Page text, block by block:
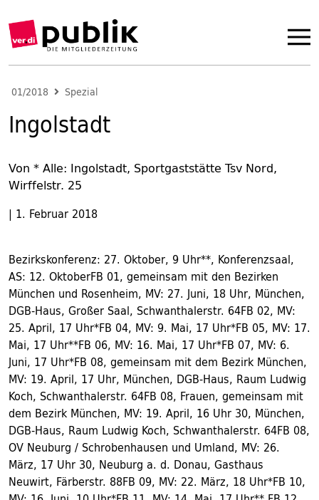
01/2018 Spezial
Ingolstadt
Von * Alle: Ingolstadt, Sportgaststätte Tsv Nord,
Wirffelstr. 25
| 1. Februar 2018
Bezirkskonferenz: 27. Oktober, 9 Uhr**, Konferenzsaal,
AS: 12. OktoberFB 01, gemeinsam mit den Bezirken
München und Rosenheim, MV: 27. Juni, 18 Uhr, München,
DGB-Haus, Großer Saal, Schwanthalerstr. 64FB 02, MV:
25. April, 17 Uhr*FB 04, MV: 9. Mai, 17 Uhr*FB 05, MV: 17.
Mai, 17 Uhr**FB 06, MV: 16. Mai, 17 Uhr*FB 07, MV: 6.
Juni, 17 Uhr*FB 08, gemeinsam mit dem Bezirk München,
MV: 19. April, 17 Uhr, München, DGB-Haus, Raum Ludwig
Koch, Schwanthalerstr. 64FB 08, Frauen, gemeinsam mit
dem Bezirk München, MV: 19. April, 16 Uhr 30, München,
DGB-Haus, Raum Ludwig Koch, Schwanthalerstr. 64FB 08,
OV Neuburg / Schrobenhausen und Umland, MV: 26.
März, 17 Uhr 30, Neuburg a. d. Donau, Gasthaus
Neuwirt, Färberstr. 88FB 09, MV: 22. März, 18 Uhr*FB 10,